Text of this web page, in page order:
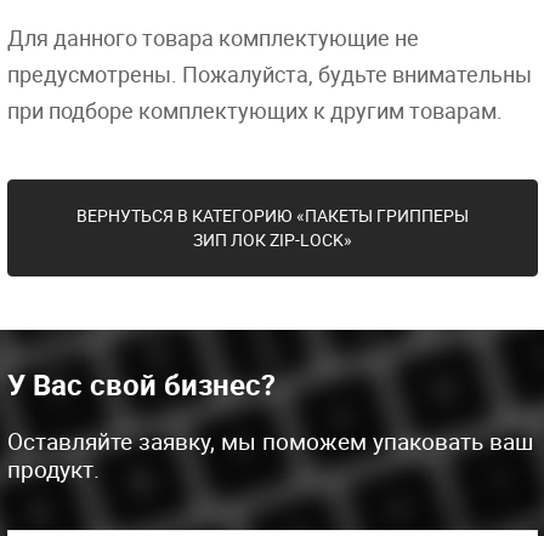
Для данного товара комплектующие не
предусмотрены. Пожалуйста, будьте внимательны
при подборе комплектующих к другим товарам.
ВЕРНУТЬСЯ В КАТЕГОРИЮ «ПАКЕТЫ ГРИППЕРЫ
ЗИП ЛОК ZIP-LOCK»
У Вас свой бизнес?
Оставляйте заявку, мы поможем упаковать ваш
продукт.